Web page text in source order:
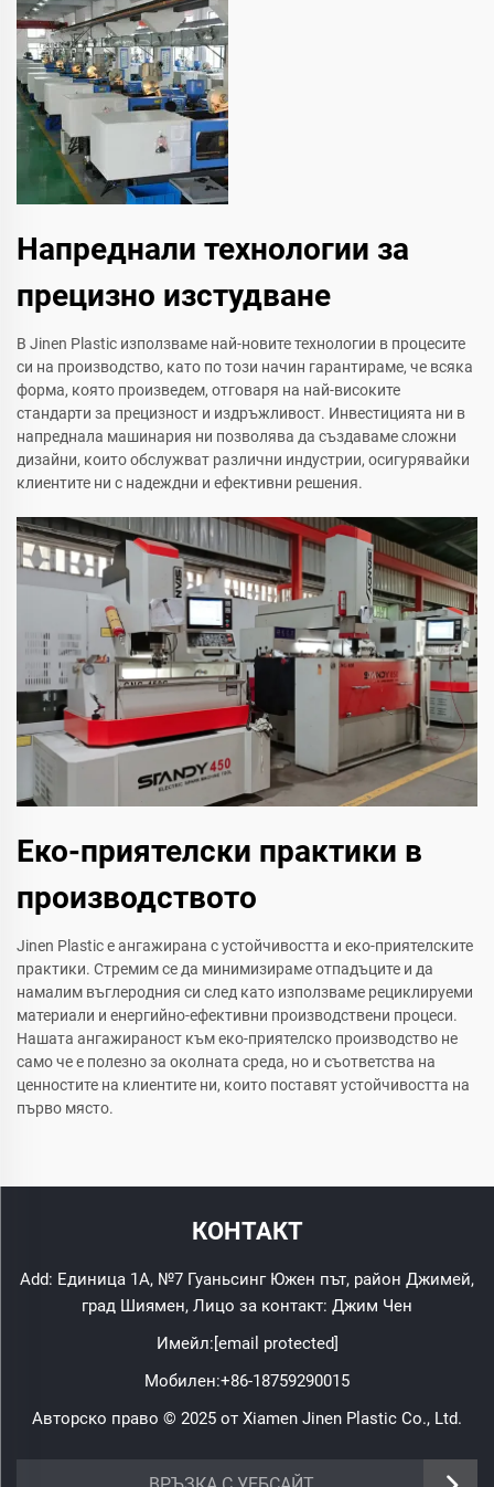
Напреднали технологии за
прецизно изстудване
В Jinen Plastic използваме най-новите технологии в процесите
си на производство, като по този начин гарантираме, че всяка
форма, която произведем, отговаря на най-високите
стандарти за прецизност и издръжливост. Инвестицията ни в
напреднала машинария ни позволява да създаваме сложни
дизайни, които обслужват различни индустрии, осигурявайки
клиентите ни с надеждни и ефективни решения.
Еко-приятелски практики в
производството
Jinen Plastic е ангажирана с устойчивостта и еко-приятелските
практики. Стремим се да минимизираме отпадъците и да
намалим въглеродния си след като използваме рециклируеми
материали и енергийно-ефективни производствени процеси.
Нашата ангажираност към еко-приятелско производство не
само че е полезно за околната среда, но и съответства на
ценностите на клиентите ни, които поставят устойчивостта на
първо място.
КОНТАКТ
Add: Единица 1A, №7 Гуаньсинг Южен път, район Джимей,
град Шиямен, Лицо за контакт: Джим Чен
Имейл:[email protected]
Мобилен:+86-18759290015
Авторско право © 2025 от Xiamen Jinen Plastic Co., Ltd.
https://www.jinenplastic.com/service